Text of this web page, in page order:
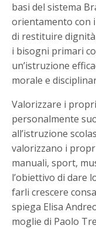
basi del sistema
orientamento con
di restituire
i bisogni primari
un’istruzione
morale e
Valorizzare i
personalmente
all’istruzione
valorizzano i
manuali, sport,
l’obiettivo di dare
farli crescere
spiega Elisa
moglie di Paolo